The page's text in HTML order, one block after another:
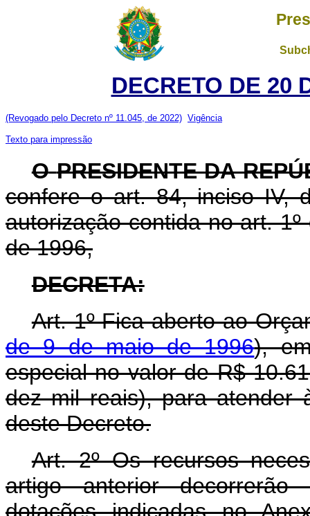
DECRETO DE 20
(Revogado pelo Decreto nº 11.045, de 2022) Vigência
Texto para impressão
O PRESIDENTE DA
confere o art. 84, inciso IV,
autorização contida no art.
de 1996,
DECRETA:
Art. 1º Fica aberto ao
de 9 de maio de 1996),
especial no valor de R$
dez mil reais), para atender
deste Decreto.
Art. 2º Os recursos
artigo anterior decorrerão